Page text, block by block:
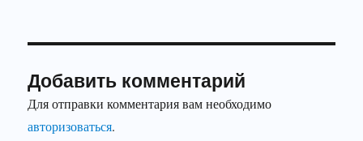
Добавить комментарий
Для отправки комментария вам необходимо
авторизоваться.